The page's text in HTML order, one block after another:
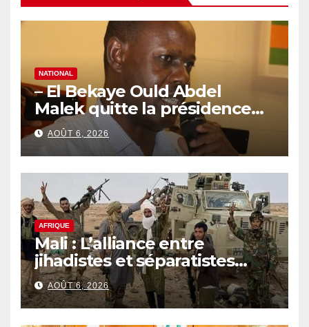
NATIONAL
– El Bekaye Ould Abdel
Malek quitte la présidence
de la Commission Nationale
des Droits de l’Homme
(CNDH)
AOÛT 6, 2026
AFRIQUE
Mali : L’alliance entre
jihadistes et séparatistes
rebat les cartes d’un conflit
de plus en plus complexe
AOÛT 6, 2026